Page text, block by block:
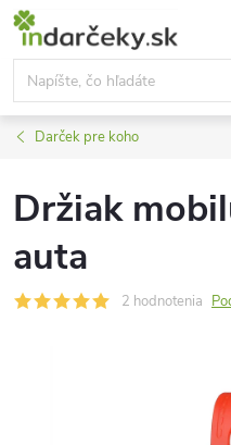
Prejsť
obsah
Darček pre koho
Držiak
auta
2 hodnotenia